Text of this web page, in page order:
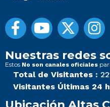
Nuestras redes
Estos No son canales oficiales
Total de Visitantes :
Visitantes Últimas 24